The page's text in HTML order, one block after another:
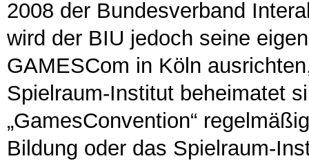
2008 der Bundesverband
wird der BIU jedoch seine
GAMESCom in Köln
Spielraum-Institut beheimatet
„GamesConvention“
Bildung oder das Spielraum-